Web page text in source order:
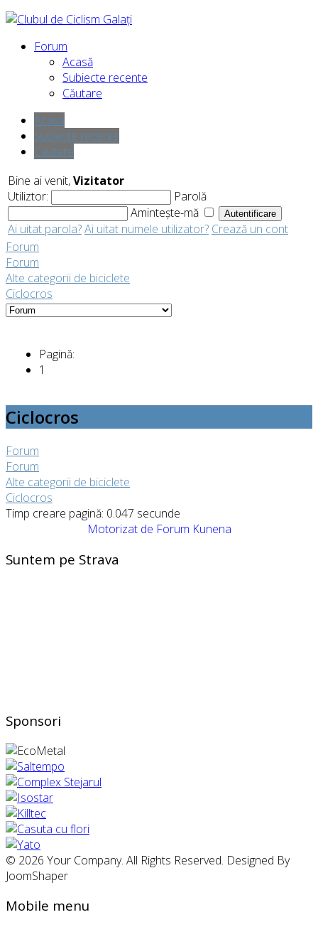
Forum
Acasă
Subiecte recente
Căutare
Acasă
Subiecte recente
Căutare
Bine ai venit,Vizitator
Utiliztor:
Parolă
Amintește-mă
Ai uitat parola?Ai uitat numele utilizator? Crează un cont
Forum
Forum
Alte categorii de biciclete
Ciclocros
Pagină:
1
Ciclocros
Forum
Forum
Alte categorii de biciclete
Ciclocros
Timp creare pagină: 0.047 secunde
Motorizat de Forum Kunena
Suntem pe Strava
Sponsori
© 2026 Your Company. All Rights Reserved. Designed By
JoomShaper
Mobile menu